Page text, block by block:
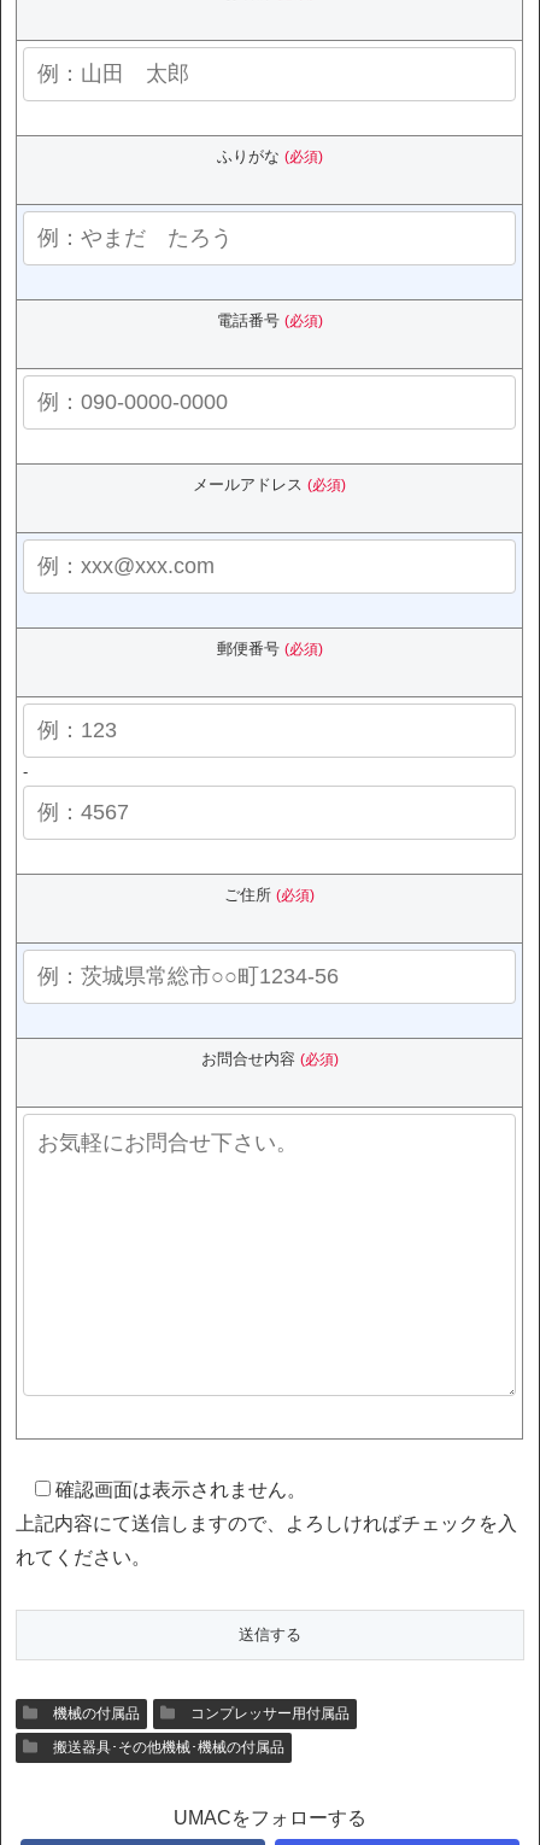
ふりがな (必須)
電話番号 (必須)
メールアドレス(必須)
郵便番号 (必須)
-
ご住所(必須)
お問合せ内容 (必須)
確認画面は表示されません。
上記内容にて送信しますので、よろしければチェックを入
れてください。
機械の付属品
コンプレッサー用付属品
搬送器具･その他機械･機械の付属品
UMACをフォローする